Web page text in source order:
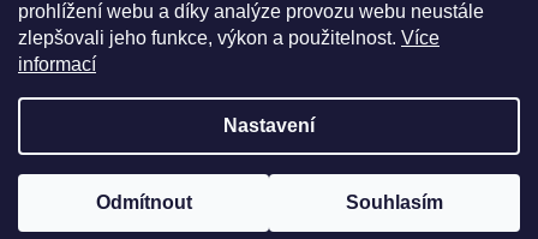
prohlížení webu a díky analýze provozu webu neustále
zlepšovali jeho funkce, výkon a použitelnost. Více
informací
Nastavení
Odmítnout Souhlasím
. Všechna práva vyhrazena.